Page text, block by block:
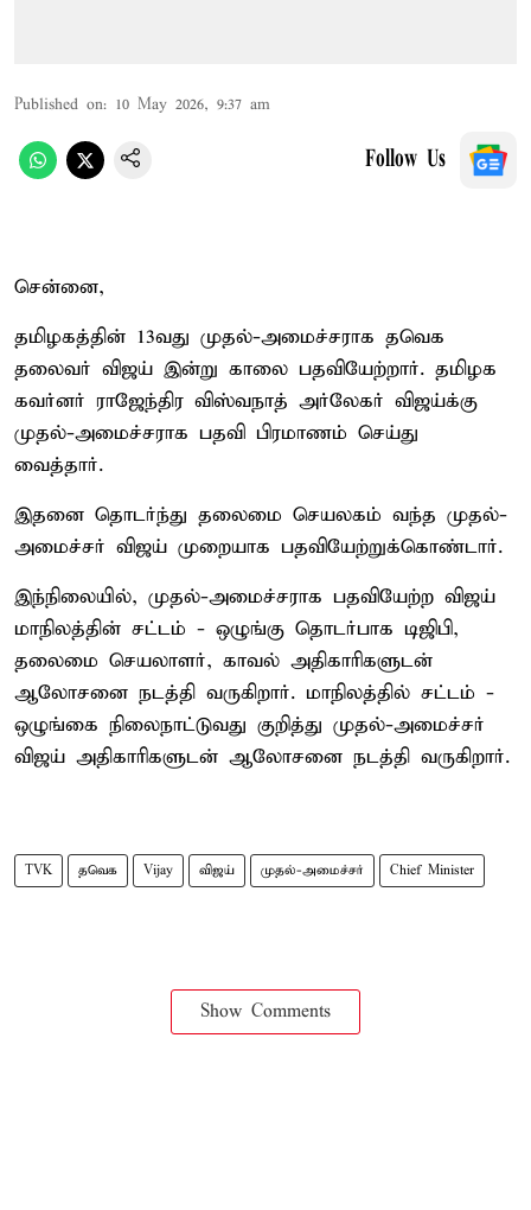
Published on: 10 May 2026, 9:37 am
Follow Us
சென்னை,
தமிழகத்தின் 13வது முதல்-அமைச்சராக தவெக
தலைவர் விஜய் இன்று காலை பதவியேற்றார். தமிழக
கவர்னர் ராஜேந்திர விஸ்வநாத் அர்லேகர் விஜய்க்கு
முதல்-அமைச்சராக பதவி பிரமாணம் செய்து
வைத்தார்.
இதனை தொடர்ந்து தலைமை செயலகம் வந்த முதல்-
அமைச்சர் விஜய் முறையாக பதவியேற்றுக்கொண்டார்.
இந்நிலையில், முதல்-அமைச்சராக பதவியேற்ற விஜய்
மாநிலத்தின் சட்டம் - ஒழுங்கு தொடர்பாக டிஜிபி,
தலைமை செயலாளர், காவல் அதிகாரிகளுடன்
ஆலோசனை நடத்தி வருகிறார். மாநிலத்தில் சட்டம் -
ஒழுங்கை நிலைநாட்டுவது குறித்து முதல்-அமைச்சர்
விஜய் அதிகாரிகளுடன் ஆலோசனை நடத்தி வருகிறார்.
TVK தவெக Vijay விஜய் முதல்-அமைச்சர் Chief Minister
Show Comments